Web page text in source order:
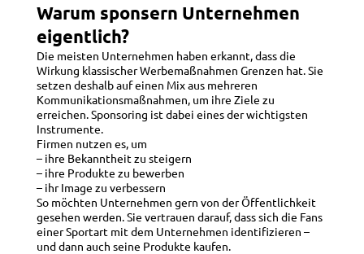
Warum sponsern Unternehmen
eigentlich?
Die meisten Unternehmen haben erkannt, dass die
Wirkung klassischer Werbemaßnahmen Grenzen hat. Sie
setzen deshalb auf einen Mix aus mehreren
Kommunikationsmaßnahmen, um ihre Ziele zu
erreichen. Sponsoring ist dabei eines der wichtigsten
Instrumente.
Firmen nutzen es, um
– ihre Bekanntheit zu steigern
– ihre Produkte zu bewerben
– ihr Image zu verbessern
So möchten Unternehmen gern von der Öffentlichkeit
gesehen werden. Sie vertrauen darauf, dass sich die Fans
einer Sportart mit dem Unternehmen identifizieren –
und dann auch seine Produkte kaufen.